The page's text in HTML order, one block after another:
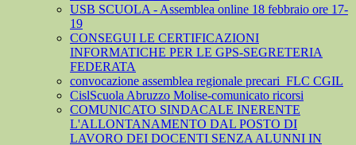
USB SCUOLA - Assemblea online 18 febbraio ore 17-
19
CONSEGUI LE CERTIFICAZIONI
INFORMATICHE PER LE GPS-SEGRETERIA
FEDERATA
convocazione assemblea regionale precari_FLC CGIL
CislScuola Abruzzo Molise-comunicato ricorsi
COMUNICATO SINDACALE INERENTE
L'ALLONTANAMENTO DAL POSTO DI
LAVORO DEI DOCENTI SENZA ALUNNI IN